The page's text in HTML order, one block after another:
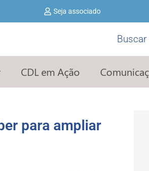
Seja associado
Buscar
CDL em Ação
para ampliar